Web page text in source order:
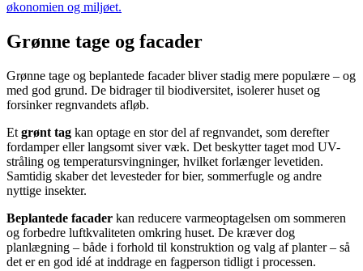
økonomien og miljøet.
Grønne tage og facader
Grønne tage og beplantede facader bliver stadig mere populære – og
med god grund. De bidrager til biodiversitet, isolerer huset og
forsinker regnvandets afløb.
Et grønt tag kan optage en stor del af regnvandet, som derefter
fordamper eller langsomt siver væk. Det beskytter taget mod UV-
stråling og temperatursvingninger, hvilket forlænger levetiden.
Samtidig skaber det levesteder for bier, sommerfugle og andre
nyttige insekter.
Beplantede facader kan reducere varmeoptagelsen om sommeren
og forbedre luftkvaliteten omkring huset. De kræver dog
planlægning – både i forhold til konstruktion og valg af planter – så
det er en god idé at inddrage en fagperson tidligt i processen.